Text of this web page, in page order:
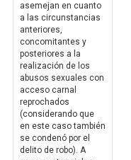
asemejan en cuanto
a las circunstancias
anteriores,
concomitantes y
posteriores a la
realización de los
abusos sexuales con
acceso carnal
reprochados
(considerando que
en este caso también
se condenó por el
delito de robo). A